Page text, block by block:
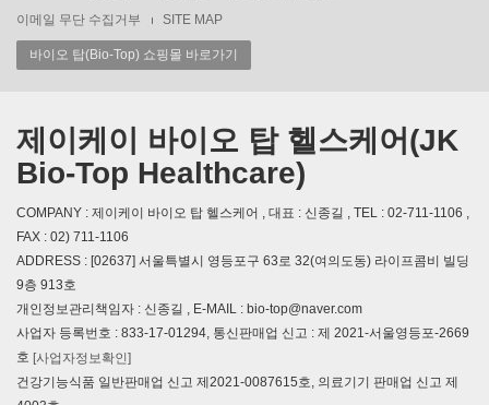
이메일 무단 수집거부
SITE MAP
바이오 탑(Bio-Top) 쇼핑몰 바로가기
제이케이 바이오 탑 헬스케어(JK
Bio-Top Healthcare)
COMPANY : 제이케이 바이오 탑 헬스케어 , 대표 : 신종길 , TEL : 02-711-1106 ,
FAX : 02) 711-1106
ADDRESS : [02637] 서울특별시 영등포구 63로 32(여의도동) 라이프콤비 빌딩
9층 913호
개인정보관리책임자 : 신종길 , E-MAIL : bio-top@naver.com
사업자 등록번호 : 833-17-01294, 통신판매업 신고 : 제 2021-서울영등포-2669
호 [사업자정보확인]
건강기능식품 일반판매업 신고 제2021-0087615호, 의료기기 판매업 신고 제